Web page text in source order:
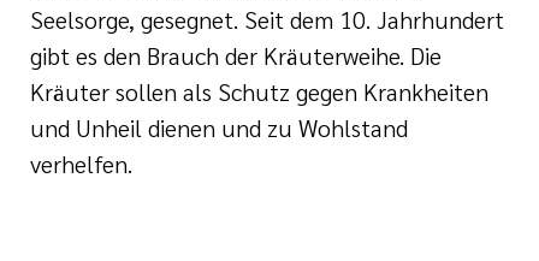
der cts
Seelsorge, gesegnet. Seit dem 10. Jahrhundert
gibt es den Brauch der Kräuterweihe. Die
Kräuter sollen als Schutz gegen Krankheiten
und Unheil dienen und zu Wohlstand
verhelfen.